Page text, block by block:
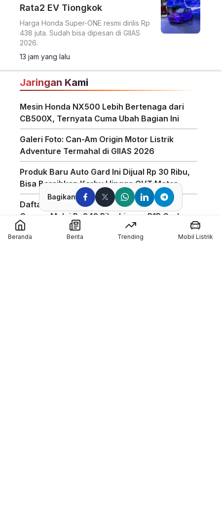
Rata2 EV Tiongkok
Harga Honda Super-ONE resmi dirilis Rp
438 juta. Sudah bisa dipesan di GIIAS
2026.
13 jam yang lalu
Jaringan Kami
Mesin Honda NX500 Lebih Bertenaga dari
CB500X, Ternyata Cuma Ubah Bagian Ini
Galeri Foto: Can-Am Origin Motor Listrik
Adventure Termahal di GIIAS 2026
Produk Baru Auto Gard Ini Dijual Rp 30 Ribu,
Bisa Bersihkan Karbu Hingga CVT Motor
Daftar Harga Helm KYT di GIIAS 2026, TT
Course Mulai Rp843 Ribu hingga R1R Carbon
Rp5,65 Juta
Bagikan
Beranda Berita Trending Mobil Listrik